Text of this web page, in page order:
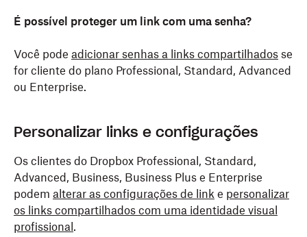
É possível proteger um link com uma senha?
Você pode adicionar senhas a links compartilhados se
for cliente do plano Professional, Standard, Advanced
ou Enterprise.
Personalizar links e configurações
Os clientes do Dropbox Professional, Standard,
Advanced, Business, Business Plus e Enterprise
podem alterar as configurações de link e personalizar
os links compartilhados com uma identidade visual
profissional .